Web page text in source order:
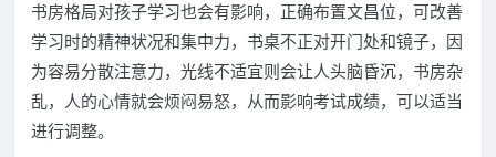
书房格局对孩子学习也会有影响，正确布置文昌位，可改善
学习时的精神状况和集中力，书桌不正对开门处和镜子，因
为容易分散注意力，光线不适宜则会让人头脑昏沉，书房杂
乱，人的心情就会烦闷易怒，从而影响考试成绩，可以适当
进行调整。